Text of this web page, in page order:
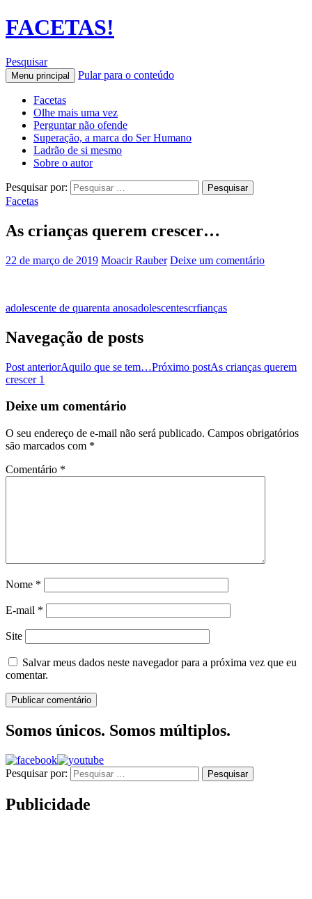
FACETAS!
Pesquisar
Menu principal Pular para o conteúdo
Facetas
Olhe mais uma vez
Perguntar não ofende
Superação, a marca do Ser Humano
Ladrão de si mesmo
Sobre o autor
Pesquisar por:
Facetas
As crianças querem crescer…
22 de março de 2019 Moacir Rauber Deixe um comentário
adolescente de quarenta anosadolescentescrfianças
Navegação de posts
Post anteriorAquilo que se tem…Próximo postAs crianças querem
crescer 1
Deixe um comentário
O seu endereço de e-mail não será publicado. Campos obrigatórios
são marcados com *
Comentário *
Nome *
E-mail *
Site
Salvar meus dados neste navegador para a próxima vez que eu
comentar.
Somos únicos. Somos múltiplos.
Pesquisar por:
Publicidade